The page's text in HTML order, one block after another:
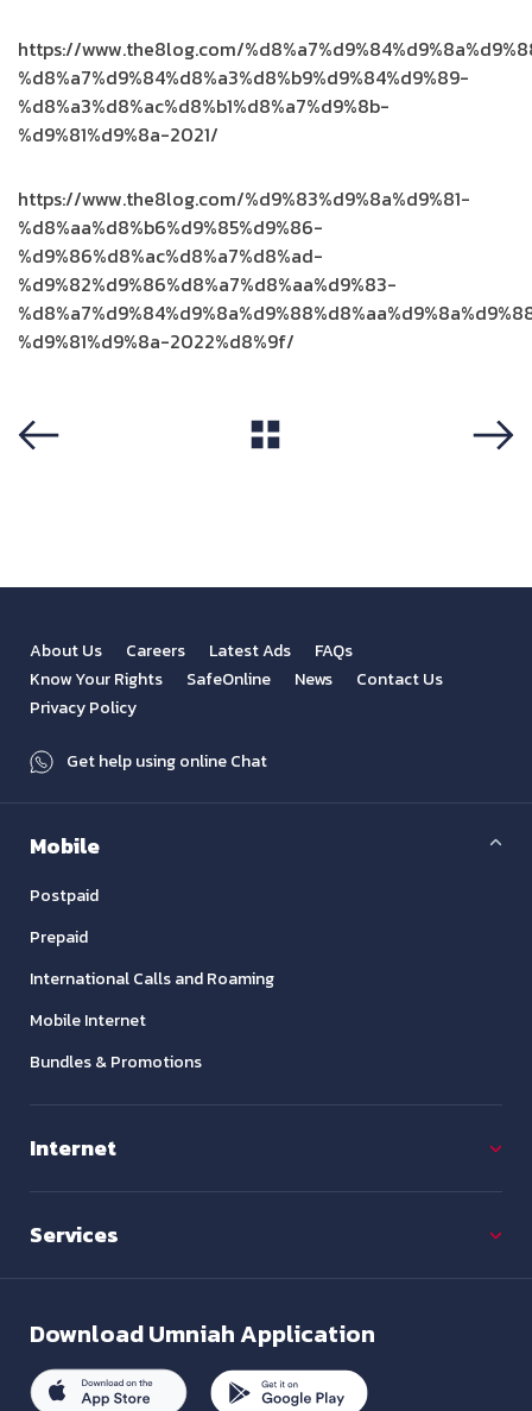
https://www.the8log.com/
%d8%a7%d9%84%d8%a3%d8%b9%d9%84%d9%89-
%d8%a3%d8%ac%d8%b1%d8%a7%d9%8b-
%d9%81%d9%8a-2021/
https://www.the8log.com/%d9%83%d9%8a%d9%81-
%d8%aa%d8%b6%d9%85%d9%86-
%d9%86%d8%ac%d8%a7%d8%ad-
%d9%82%d9%86%d8%a7%d8%aa%d9%83-
%d9%81%d9%8a-2022%d8%9f/
About Us Careers Latest Ads
FAQs
Know Your Rights
SafeOnline News
Contact Us
Privacy Policy
Get help using online Chat
Mobile
Postpaid
Prepaid
International Calls and Roaming
Mobile Internet
Bundles & Promotions
Internet
Services
DownloadUmniah Application